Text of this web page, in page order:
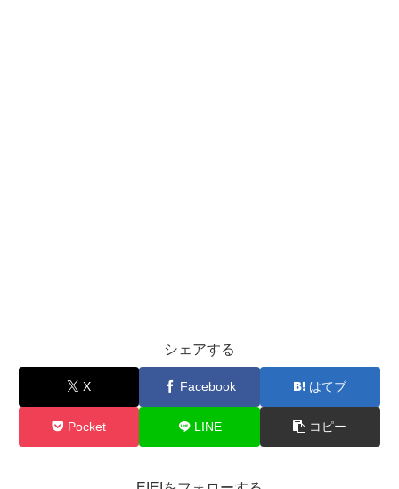
シェアする
X Facebook はてブ
Pocket LINE コピー